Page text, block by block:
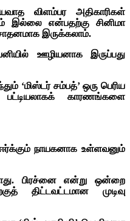
விளம்பர அதிகாரிகள்
இல்லை என்பதற்கு சினிமா
இருக்கலாம்.
ஊழியனாக இருப்பது
‘மிஸ்டர் சம்பத்’ ஒரு பெரிய
பட்டியலாகக் காரணங்களை
நாயகனாக உள்ளவனும்
பிரச்னை என்று ஒன்றை
திட்டவட்டமான முடிவு